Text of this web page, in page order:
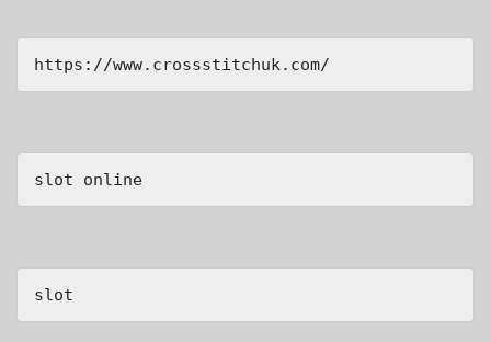
https://www.crossstitchuk.com/
slot online
slot